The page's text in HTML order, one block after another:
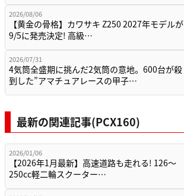
2026/08/06
【黄金の骨格】カワサキ Z250 2027年モデルが
9/5に発売決定! 高級…
2026/07/31
4気筒全盛期に挑んだ2気筒の意地。600台が殺
到した”アマチュアレースの甲子…
最新の関連記事(PCX160)
2026/01/06
【2026年1月最新】高速道路も走れる! 126～
250cc軽二輪スクーター…